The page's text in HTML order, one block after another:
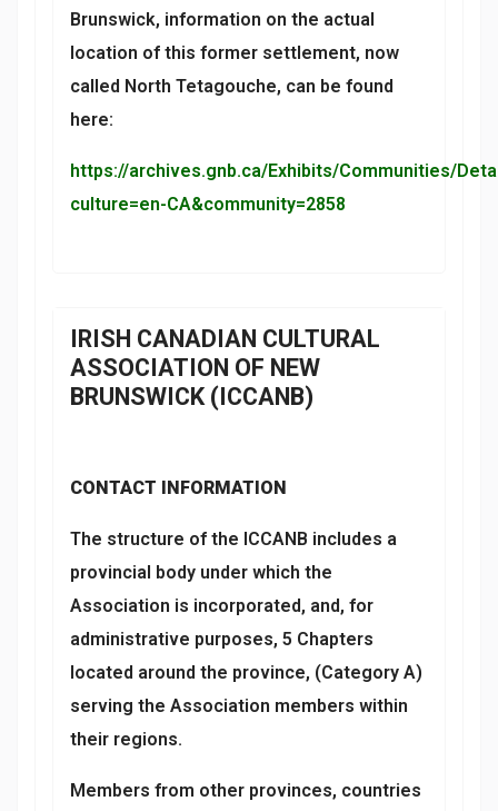
Brunswick, information on the actual
location of this former settlement, now
called North Tetagouche, can be found
here:
https://archives.gnb.ca/Exhibits/Communities/
culture=en-CA&community=2858
IRISH CANADIAN CULTURAL
ASSOCIATION OF NEW
BRUNSWICK (ICCANB)
CONTACT INFORMATION
The structure of the ICCANB includes a
provincial body under which the
Association is incorporated, and, for
administrative purposes, 5 Chapters
located around the province, (Category A)
serving the Association members within
their regions.
Members from other provinces, countries